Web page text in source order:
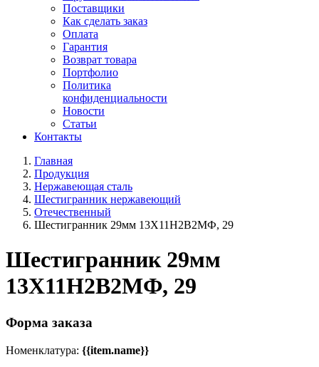
Поставщики
Как сделать заказ
Оплата
Гарантия
Возврат товара
Портфолио
Политика
конфиденциальности
Новости
Статьи
Контакты
Главная
Продукция
Нержавеющая сталь
Шестигранник нержавеющий
Отечественный
Шестигранник 29мм 13Х11Н2В2МФ, 29
Шестигранник 29мм
13Х11Н2В2МФ, 29
Форма заказа
Номенклатура: {{item.name}}